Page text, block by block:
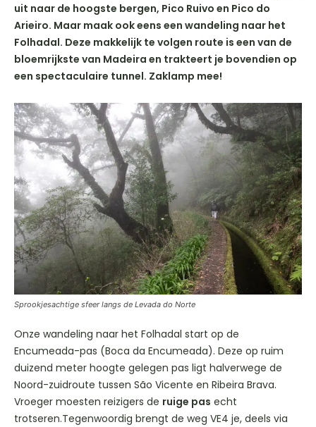
uit naar de hoogste bergen, Pico Ruivo en Pico do
Arieiro. Maar maak ook eens een wandeling naar het
Folhadal. Deze makkelijk te volgen route is een van de
bloemrijkste van Madeira en trakteert je bovendien op
een spectaculaire tunnel. Zaklamp mee!
Sprookjesachtige sfeer langs de Levada do Norte
Onze wandeling naar het Folhadal start op de
Encumeada-pas (Boca da Encumeada). Deze op ruim
duizend meter hoogte gelegen pas ligt halverwege de
Noord-zuidroute tussen São Vicente en Ribeira Brava.
Vroeger moesten reizigers de ruige pas echt
trotseren.Tegenwoordig brengt de weg VE4 je, deels via